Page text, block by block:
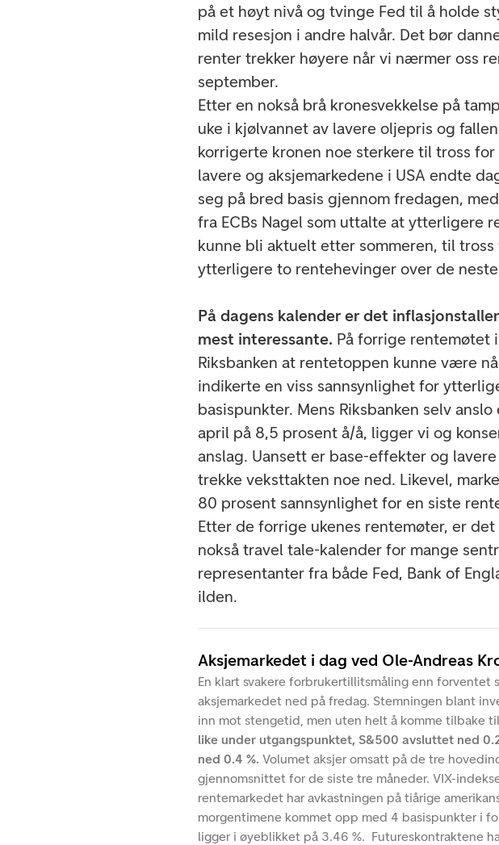
på et høyt nivå og tvinge Fed til å holde
mild resesjon i andre halvår. Det bør
renter trekker høyere når vi nærmer oss
september.
Etter en nokså brå kronesvekkelse på
uke i kjølvannet av lavere oljepris og
korrigerte kronen noe sterkere til tross
lavere og aksjemarkedene i USA endte
seg på bred basis gjennom fredagen,
fra ECBs Nagel som uttalte at ytterligere
kunne bli aktuelt etter sommeren, til
ytterligere to rentehevinger over de
På dagens kalender er det
mest interessante. På forrige rentemøtet
Riksbanken at rentetoppen kunne være
indikerte en viss sannsynlighet for
basispunkter. Mens Riksbanken selv anslo
april på 8,5 prosent å/å, ligger vi og
anslag. Uansett er base-effekter og
trekke veksttakten noe ned. Likevel,
80 prosent sannsynlighet for en siste
Etter de forrige ukenes rentemøter, er
nokså travel tale-kalender for mange
representanter fra både Fed, Bank of
ilden.
Aksjemarkedet i dag ved Ole-Andreas
En klart svakere forbrukertillitsmåling enn forventet
aksjemarkedet ned på fredag. Stemningen blant
inn mot stengetid, men uten helt å komme tilbake
like under utgangspunktet, S&500 avsluttet ned
ned 0.4 %.Volumet aksjer omsatt på de tre
gjennomsnittet for de siste tre måneder. VIX-
rentemarkedet har avkastningen på tiårige
morgentimene kommet opp med 4 basispunkter i
ligger i øyeblikket på 3.46 %. Futureskontraktene